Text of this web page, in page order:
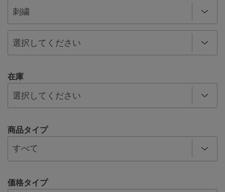
在庫
商品タイプ
価格タイプ